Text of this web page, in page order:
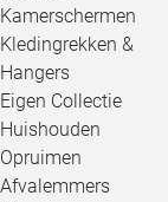
Kamerschermen
Kledingrekken &
Hangers
Eigen Collectie
Huishouden
Opruimen
Afvalemmers